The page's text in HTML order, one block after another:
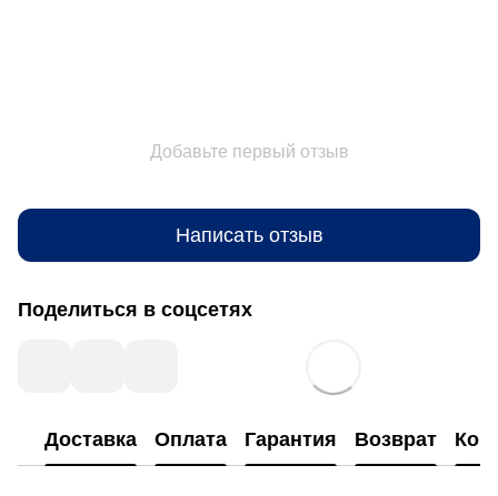
Добавьте первый отзыв
Написать отзыв
Поделиться в соцсетях
Доставка Оплата Гарантия Возврат